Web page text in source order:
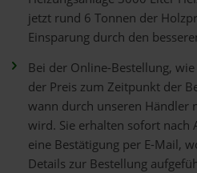
jetzt rund 6 Tonnen der
Einsparung durch den
Bei der Online-Bestellung,
der Preis zum Zeitpunkt der
wann durch unseren Händler
wird. Sie erhalten sofort nach
eine Bestätigung per E-Mail,
Details zur Bestellung